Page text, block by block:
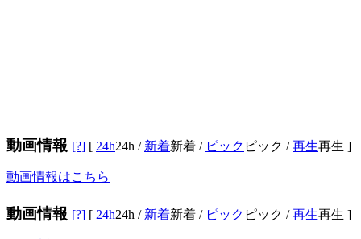
動画情報 [?] [ 24h24h / 新着新着 / ピック ピック /再生再生 ]
動画情報はこちら
動画情報 [?] [ 24h24h / 新着新着 / ピック ピック /再生再生 ]